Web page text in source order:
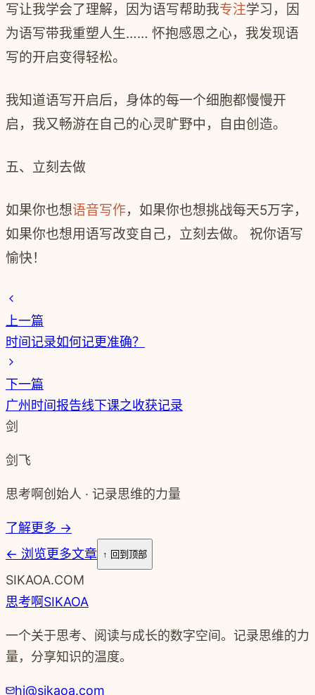
写让我学会了理解，因为语写帮助我专注学习，因
为语写带我重塑人生…… 怀抱感恩之心，我发现语
写的开启变得轻松。
我知道语写开启后，身体的每一个细胞都慢慢开
启，我又畅游在自己的心灵旷野中，自由创造。
五、立刻去做
如果你也想语音写作，如果你也想挑战每天5万字，
如果你也想用语写改变自己，立刻去做。 祝你语写
愉快！
上一篇
时间记录如何记更准确？
下一篇
广州时间报告线下课之收获记录
剑
剑飞
思考啊创始人 · 记录思维的力量
了解更多 →
← 浏览更多文章 ↑ 回到顶部
SIKAOA.COM
思考啊SIKAOA
一个关于思考、阅读与成长的数字空间。记录思维的力
量，分享知识的温度。
hi@sikaoa.com